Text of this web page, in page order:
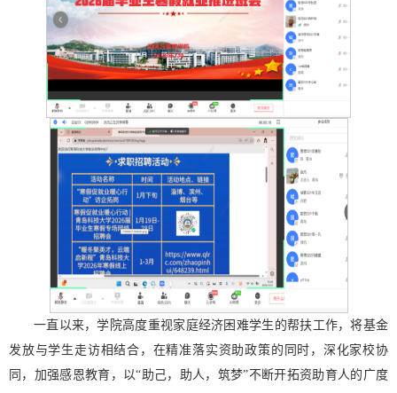
一直以来，学院高度重视家庭经济困难学生的帮扶工作，将基金
发放与学生走访相结合，在精准落实资助政策的同时，深化家校协
同，加强感恩教育，以“助己，助人，筑梦”不断开拓资助育人的广度